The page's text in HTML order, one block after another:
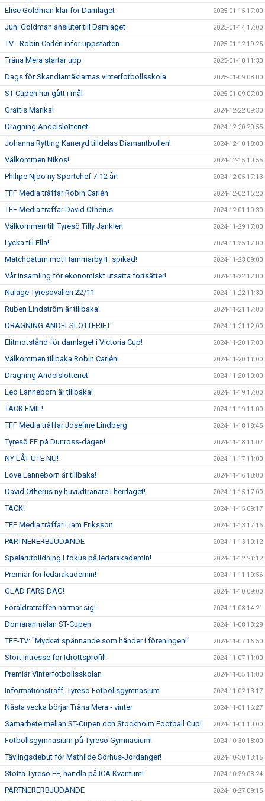
Elise Goldman klar för Damlaget 2025-01-15 17:00
Juni Goldman ansluter till Damlaget 2025-01-14 17:00
TV - Robin Carlén inför uppstarten 2025-01-12 19:25
Träna Mera startar upp 2025-01-10 11:30
Dags för Skandiamäklarnas vinterfotbollsskola 2025-01-09 08:00
ST-Cupen har gått i mål 2025-01-09 07:00
Grattis Marika! 2024-12-22 09:30
Dragning Andelslotteriet 2024-12-20 20:55
Johanna Rytting Kaneryd tilldelas Diamantbollen! 2024-12-18 18:00
Välkommen Nikos! 2024-12-15 10:55
Philipe Njoo ny Sportchef 7-12 år! 2024-12-05 17:13
TFF Media träffar Robin Carlén 2024-12-02 15:20
TFF Media träffar David Othérus 2024-12-01 10:30
Välkommen till Tyresö Tilly Jankler! 2024-11-29 17:00
Lycka till Ella! 2024-11-25 17:00
Matchdatum mot Hammarby IF spikad! 2024-11-23 09:00
Vår insamling för ekonomiskt utsatta fortsätter! 2024-11-22 12:00
Nuläge Tyresövallen 22/11 2024-11-22 11:30
Ruben Lindström är tillbaka! 2024-11-21 17:00
DRAGNING ANDELSLOTTERIET 2024-11-21 12:00
Elitmotstånd för damlaget i Victoria Cup! 2024-11-20 17:00
Välkommen tillbaka Robin Carlén! 2024-11-20 11:00
Dragning Andelslotteriet 2024-11-20 10:00
Leo Lanneborn är tillbaka! 2024-11-19 17:00
TACK EMIL! 2024-11-19 11:00
TFF Media träffar Josefine Lindberg 2024-11-18 18:45
Tyresö FF på Dunross-dagen! 2024-11-18 11:07
NY LÅT UTE NU! 2024-11-17 11:00
Love Lanneborn är tillbaka! 2024-11-16 18:00
David Otherus ny huvudtränare i herrlaget! 2024-11-15 17:00
TACK! 2024-11-15 09:17
TFF Media träffar Liam Eriksson 2024-11-13 17:16
PARTNERERBJUDANDE 2024-11-13 10:12
Spelarutbildning i fokus på ledarakademin! 2024-11-12 21:12
Premiär för ledarakademin! 2024-11-11 19:56
GLAD FARS DAG! 2024-11-10 09:00
Föräldraträffen närmar sig! 2024-11-08 14:21
Domaranmälan ST-Cupen 2024-11-08 13:29
TFF-TV: "Mycket spännande som händer i föreningen!" 2024-11-07 16:50
Stort intresse för Idrottsprofil! 2024-11-07 11:00
Premiär Vinterfotbollsskolan 2024-11-05 11:00
Informationsträff, Tyresö Fotbollsgymnasium 2024-11-02 13:17
Nästa vecka börjar Träna Mera - vinter 2024-11-01 16:27
Samarbete mellan ST-Cupen och Stockholm Football Cup! 2024-11-01 10:00
Fotbollsgymnasium på Tyresö Gymnasium! 2024-10-30 18:00
Tävlingsdebut för Mathilde Sörhus-Jordanger! 2024-10-30 13:15
Stötta Tyresö FF, handla på ICA Kvantum! 2024-10-29 08:24
PARTNERERBJUDANDE 2024-10-27 09:15